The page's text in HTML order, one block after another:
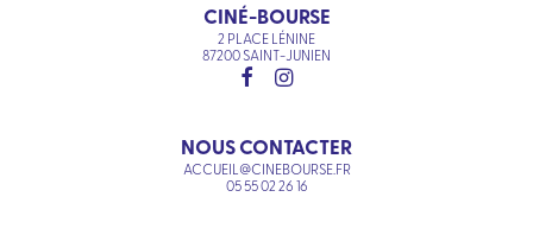
CINÉ-BOURSE
2 PLACE LÉNINE
87200 SAINT-JUNIEN
NOUS CONTACTER
ACCUEIL@CINEBOURSE.FR
05 55 02 26 16